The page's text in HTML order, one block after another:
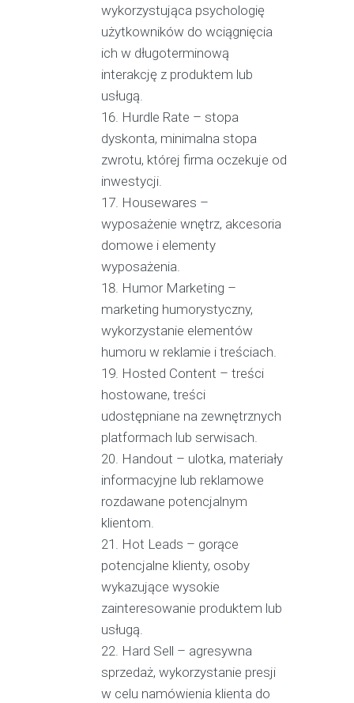
wykorzystująca psychologię
użytkowników do wciągnięcia
ich w długoterminową
interakcję z produktem lub
usługą.
Hurdle Rate – stopa
dyskonta, minimalna stopa
zwrotu, której firma oczekuje od
inwestycji.
Housewares –
wyposażenie wnętrz, akcesoria
domowe i elementy
wyposażenia.
Humor Marketing –
marketing humorystyczny,
wykorzystanie elementów
humoru w reklamie i treściach.
Hosted Content – treści
hostowane, treści
udostępniane na zewnętrznych
platformach lub serwisach.
Handout – ulotka, materiały
informacyjne lub reklamowe
rozdawane potencjalnym
klientom.
Hot Leads – gorące
potencjalne klienty, osoby
wykazujące wysokie
zainteresowanie produktem lub
usługą.
Hard Sell – agresywna
sprzedaż, wykorzystanie presji
w celu namówienia klienta do